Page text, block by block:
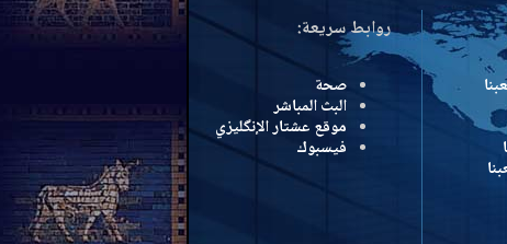
روابط سريعة:
صحة
البث المباشر
موقع عشتار الإنگليزي
فيسبوك